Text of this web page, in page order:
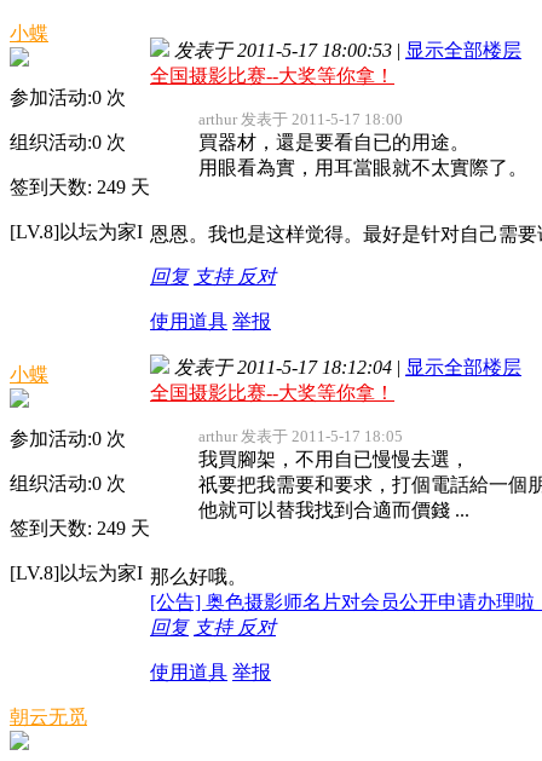
小蝶
参加活动:0 次
组织活动:0 次
签到天数: 249 天
[LV.8]以坛为家I
发表于 2011-5-17 18:00:53 | 显示全部楼层
全国摄影比赛--大奖等你拿！
arthur 发表于 2011-5-17 18:00
買器材，還是要看自已的用途。
用眼看為實，用耳當眼就不太實際了。
恩恩。我也是这样觉得。最好是针对自己需
回复 支持 反对
使用道具 举报
小蝶
参加活动:0 次
组织活动:0 次
签到天数: 249 天
[LV.8]以坛为家I
发表于 2011-5-17 18:12:04 | 显示全部楼层
全国摄影比赛--大奖等你拿！
arthur 发表于 2011-5-17 18:05
我買腳架，不用自已慢慢去選，
祇要把我需要和要求，打個電話給一個
他就可以替我找到合適而價錢 ...
那么好哦。
[公告] 奥色摄影师名片对会员公开申请办理啦
回复 支持 反对
使用道具 举报
朝云无觅